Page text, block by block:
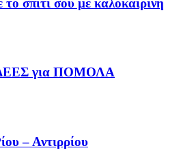
για ΠΟΜΟΛΑ
– Αντιρρίου